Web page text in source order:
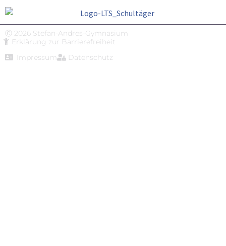
Ⓒ 2026 Stefan-Andres-Gymnasium
Erklärung zur Barrierefreiheit
Impressum
Datenschutz